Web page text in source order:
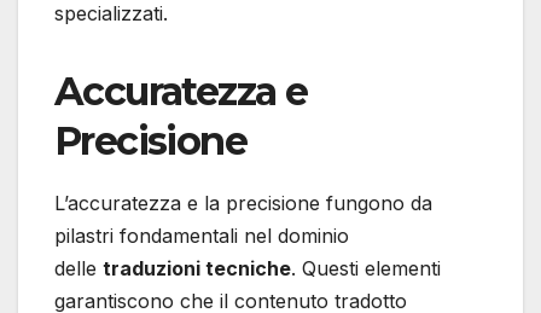
specializzati.
Accuratezza e
Precisione
L’accuratezza e la precisione fungono da
pilastri fondamentali nel dominio
delle traduzioni tecniche. Questi elementi
garantiscono che il contenuto tradotto